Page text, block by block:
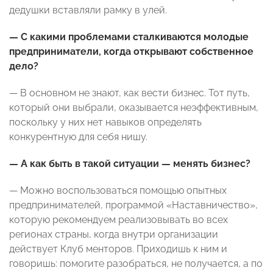
дедушки вставляли рамку в улей.
— С какими проблемами сталкиваются молодые
предприниматели, когда открывают собственное
дело?
— В основном не знают, как вести бизнес. Тот путь,
который они выбрали, оказывается неэффективным,
поскольку у них нет навыков определять
конкурентную для себя нишу.
— А как быть в такой ситуации — менять бизнес?
— Можно воспользоваться помощью опытных
предпринимателей, программой «Наставничество»,
которую рекомендуем реализовывать во всех
регионах страны, когда внутри организации
действует Клуб менторов. Приходишь к ним и
говоришь: помогите разобраться, не получается, а по